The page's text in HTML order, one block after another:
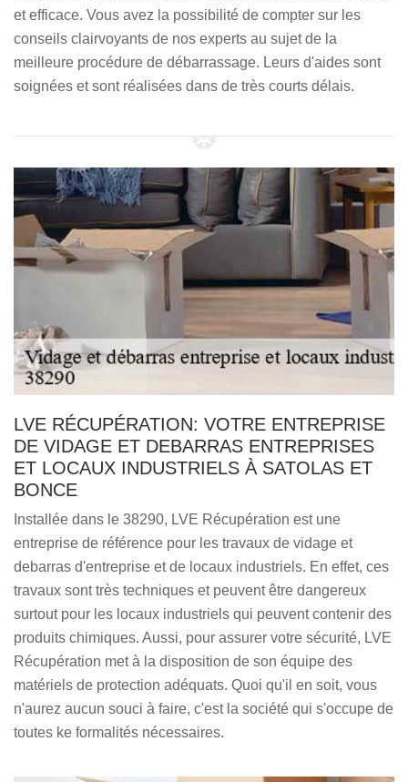
et efficace. Vous avez la possibilité de compter sur les
conseils clairvoyants de nos experts au sujet de la
meilleure procédure de débarrassage. Leurs d'aides sont
soignées et sont réalisées dans de très courts délais.
LVE RÉCUPÉRATION: VOTRE ENTREPRISE
DE VIDAGE ET DEBARRAS ENTREPRISES
ET LOCAUX INDUSTRIELS À SATOLAS ET
BONCE
Installée dans le 38290, LVE Récupération est une
entreprise de référence pour les travaux de vidage et
debarras d'entreprise et de locaux industriels. En effet, ces
travaux sont très techniques et peuvent être dangereux
surtout pour les locaux industriels qui peuvent contenir des
produits chimiques. Aussi, pour assurer votre sécurité, LVE
Récupération met à la disposition de son équipe des
matériels de protection adéquats. Quoi qu'il en soit, vous
n'aurez aucun souci à faire, c'est la société qui s'occupe de
toutes ke formalités nécessaires.